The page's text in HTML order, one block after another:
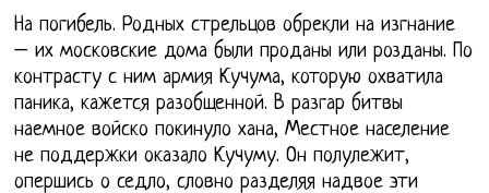
На погибель. Родных стрельцов обрекли на изгнание
– их московские дома были проданы или розданы. По
контрасту с ним армия Кучума, которую охватила
паника, кажется разобщенной. В разгар битвы
наемное войско покинуло хана, Местное население
не поддержки оказало Кучуму. Он полулежит,
опершись о седло, словно разделяя надвое эти